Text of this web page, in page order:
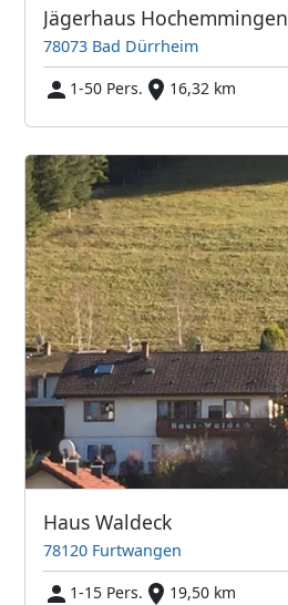
Jägerhaus Hochemmingen
78073 Bad Dürrheim
1-50 Pers.
16,32 km
Haus Waldeck
78120 Furtwangen
1-15 Pers.
19,50 km